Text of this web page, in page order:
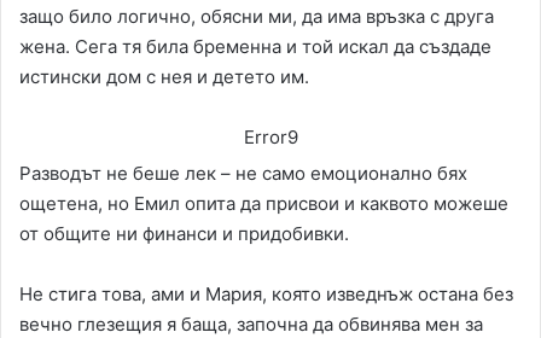
защо било логично, обясни ми, да има връзка с друга
жена. Сега тя била бременна и той искал да създаде
истински дом с нея и детето им.
Error9
Разводът не беше лек – не само емоционално бях
ощетена, но Емил опита да присвои и каквото можеше
от общите ни финанси и придобивки.
Не стига това, ами и Мария, която изведнъж остана без
вечно глезещия я баща, започна да обвинява мен за